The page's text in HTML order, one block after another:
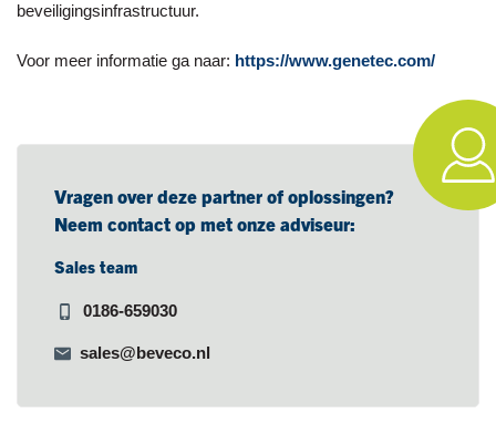
beveiligingsinfrastructuur.
Voor meer informatie ga naar: https://www.genetec.com/
Vragen over deze partner of oplossingen?
Neem contact op met onze adviseur:
Sales team
0186-659030
sales@beveco.nl